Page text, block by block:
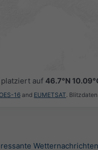
auf 46.7°N
16 and EUMETSAT.
Wetternachrichten